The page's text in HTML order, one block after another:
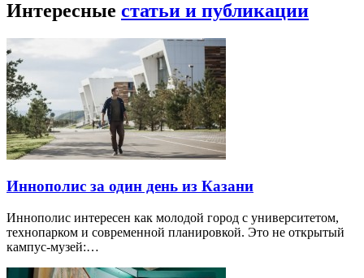
Интересные статьи и публикации
Иннополис за один день из Казани
Иннополис интересен как молодой город с университетом,
технопарком и современной планировкой. Это не открытый
кампус-музей:…